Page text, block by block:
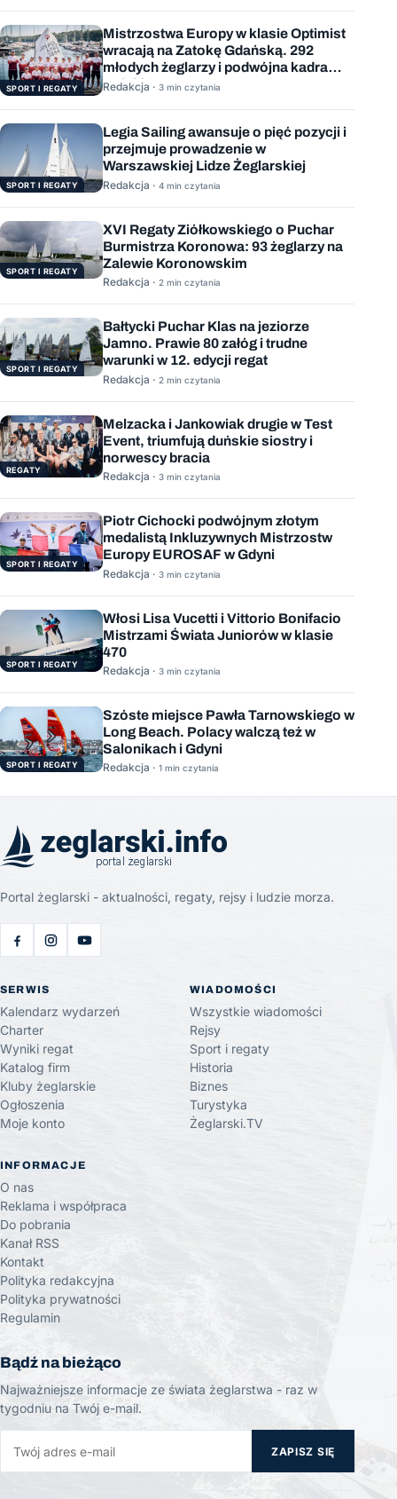
SPORT I REGATY
Mistrzostwa Europy w klasie Optimist
wracają na Zatokę Gdańską. 292
młodych żeglarzy i podwójna kadra
Polski
Redakcja · 3 min czytania
SPORT I REGATY
Legia Sailing awansuje o pięć pozycji i
przejmuje prowadzenie w
Warszawskiej Lidze Żeglarskiej
Redakcja · 4 min czytania
SPORT I REGATY
XVI Regaty Ziółkowskiego o Puchar
Burmistrza Koronowa: 93 żeglarzy na
Zalewie Koronowskim
Redakcja · 2 min czytania
SPORT I REGATY
Bałtycki Puchar Klas na jeziorze
Jamno. Prawie 80 załóg i trudne
warunki w 12. edycji regat
Redakcja · 2 min czytania
REGATY
Melzacka i Jankowiak drugie w Test
Event, triumfują duńskie siostry i
norwescy bracia
Redakcja · 3 min czytania
SPORT I REGATY
Piotr Cichocki podwójnym złotym
medalistą Inkluzywnych Mistrzostw
Europy EUROSAF w Gdyni
Redakcja · 3 min czytania
SPORT I REGATY
Włosi Lisa Vucetti i Vittorio Bonifacio
Mistrzami Świata Juniorów w klasie
470
Redakcja · 3 min czytania
SPORT I REGATY
Szóste miejsce Pawła Tarnowskiego w
Long Beach. Polacy walczą też w
Salonikach i Gdyni
Redakcja · 1 min czytania
Portal żeglarski - aktualności, regaty, rejsy i ludzie morza.
SERWIS
Kalendarz wydarzeń
Charter
Wyniki regat
Katalog firm
Kluby żeglarskie
Ogłoszenia
Moje konto
WIADOMOŚCI
Wszystkie wiadomości
Rejsy
Sport i regaty
Historia
Biznes
Turystyka
Żeglarski.TV
INFORMACJE
O nas
Reklama i współpraca
Do pobrania
Kanał RSS
Kontakt
Polityka redakcyjna
Polityka prywatności
Regulamin
Bądź na bieżąco
Najważniejsze informacje ze świata żeglarstwa - raz w
tygodniu na Twój e-mail.
ZAPISZ SIĘ